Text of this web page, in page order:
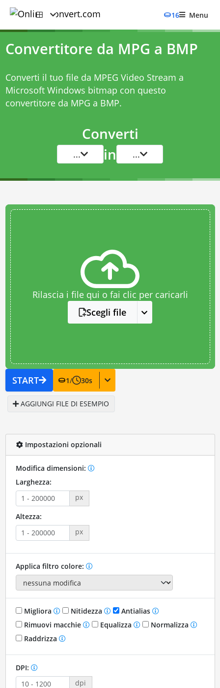
16 Menu
Convertitore da MPG a BMP
Converti il tuo file da MPEG Video Stream a
Microsoft Windows bitmap con questo
convertitore da MPG a BMP.
Converti
... in ...
Rilascia i file qui o fai clic per caricarli
Scegli file
START 1/ 30s
AGGIUNGI FILE DI ESEMPIO
Impostazioni opzionali
Modifica dimensioni:
Larghezza:
px
Altezza:
px
Applica filtro colore:
Migliora Nitidezza
Antialias
Rimuovi macchie
Equalizza
Normalizza
Raddrizza
DPI:
dpi